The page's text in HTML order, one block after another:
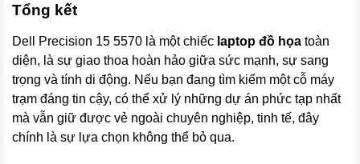
Tổng kết
Dell Precision 15 5570 là một chiếc laptop đồ họa toàn
diện, là sự giao thoa hoàn hảo giữa sức mạnh, sự sang
trọng và tính di động. Nếu bạn đang tìm kiếm một cỗ máy
trạm đáng tin cậy, có thể xử lý những dự án phức tạp nhất
mà vẫn giữ được vẻ ngoài chuyên nghiệp, tinh tế, đây
chính là sự lựa chọn không thể bỏ qua.